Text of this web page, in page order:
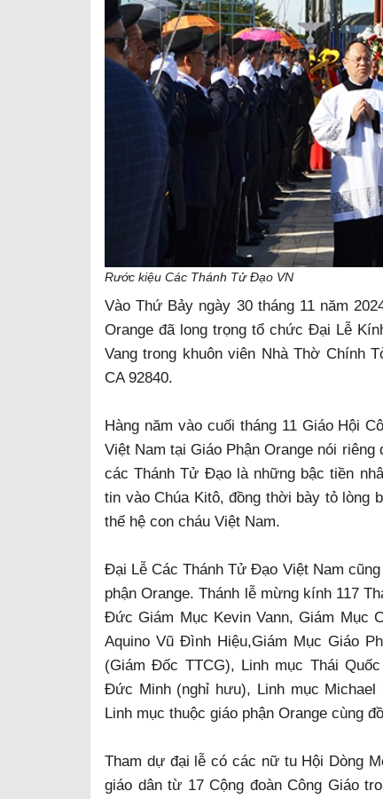
Rước kiệu Các Thánh Tử Đạo VN
Vào Thứ Bảy ngày 30 tháng 11 năm
Orange đã long trọng tổ chức Đại Lễ
Vang trong khuôn viên Nhà Thờ Chính
CA 92840.
Hàng năm vào cuối tháng 11 Giáo Hội
Việt Nam tại Giáo Phận Orange nói
các Thánh Tử Đạo là những bậc tiền
tin vào Chúa Kitô, đồng thời bày tỏ lòng
thế hệ con cháu Việt Nam.
Đại Lễ Các Thánh Tử Đạo Việt Nam
phận Orange. Thánh lễ mừng kính 117
Đức Giám Mục Kevin Vann, Giám Mục
Aquino Vũ Đình Hiệu,Giám Mục Giáo
(Giám Đốc TTCG), Linh mục Thái
Đức Minh (nghỉ hưu), Linh mục
Linh mục thuộc giáo phận Orange cùng
Tham dự đại lễ có các nữ tu Hội Dòng
giáo dân từ 17 Cộng đoàn Công Giáo